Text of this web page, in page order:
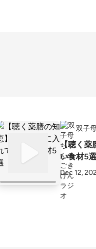
双子
【聴く薬
い食材5選
Dec 12,